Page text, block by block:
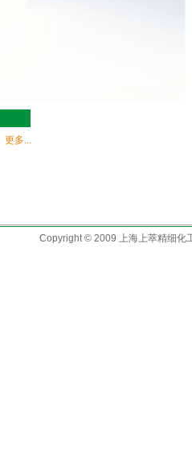
更多...
Copyright © 2009 上海上萃精细化